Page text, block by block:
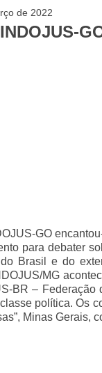
de 2022
GO
para debater
Brasil e do
MG
BR – Federação
política. Os
Minas